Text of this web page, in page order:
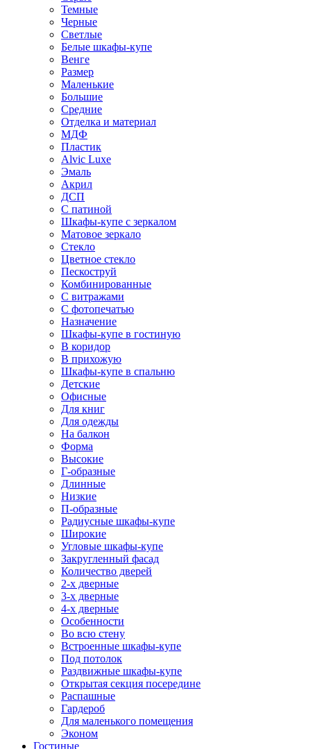
Темные
Черные
Светлые
Белые шкафы-купе
Венге
Размер
Маленькие
Большие
Средние
Отделка и материал
МДФ
Пластик
Alvic Luxe
Эмаль
Акрил
ДСП
С патиной
Шкафы-купе с зеркалом
Матовое зеркало
Стекло
Цветное стекло
Пескоструй
Комбинированные
С витражами
С фотопечатью
Назначение
Шкафы-купе в гостиную
В коридор
В прихожую
Шкафы-купе в спальню
Детские
Офисные
Для книг
Для одежды
На балкон
Форма
Высокие
Г-образные
Длинные
Низкие
П-образные
Радиусные шкафы-купе
Широкие
Угловые шкафы-купе
Закругленный фасад
Количество дверей
2-х дверные
3-х дверные
4-х дверные
Особенности
Во всю стену
Встроенные шкафы-купе
Под потолок
Раздвижные шкафы-купе
Открытая секция посередине
Распашные
Гардероб
Для маленького помещения
Эконом
Гостиные